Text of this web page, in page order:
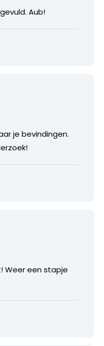
Aub!
je bevindingen.
Weer een stapje